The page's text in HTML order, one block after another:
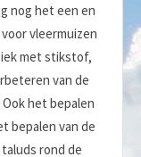
nog het een en
vleermuizen
met stikstof,
van de
het bepalen
bepalen van de
rond de